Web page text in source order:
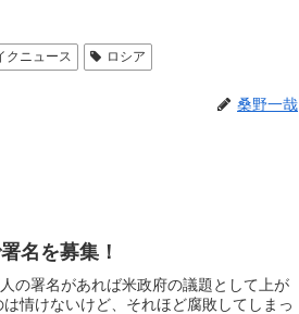
クニュース ロシア
桑野一哉
名を募集！
の署名があれば米政府の議題として上が
情けないけど、それほど腐敗してしまっ